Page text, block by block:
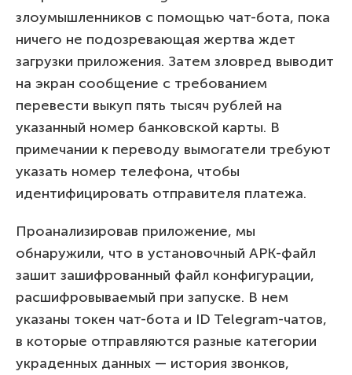
злоумышленников с помощью чат-бота, пока
ничего не подозревающая жертва ждет
загрузки приложения. Затем зловред выводит
на экран сообщение с требованием
перевести выкуп пять тысяч рублей на
указанный номер банковской карты. В
примечании к переводу вымогатели требуют
указать номер телефона, чтобы
идентифицировать отправителя платежа.
Проанализировав приложение, мы
обнаружили, что в установочный APK-файл
зашит зашифрованный файл конфигурации,
расшифровываемый при запуске. В нем
указаны токен чат-бота и ID Telegram-чатов,
в которые отправляются разные категории
украденных данных — история звонков,